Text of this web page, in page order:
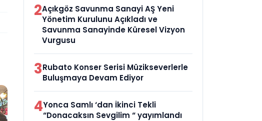
2Açıkgöz Savunma Sanayi AŞ Yeni
Yönetim Kurulunu Açıkladı ve
Savunma Sanayinde Küresel Vizyon
Vurgusu
3Rubato Konser Serisi Müzikseverlerle
Buluşmaya Devam Ediyor
4Yonca Samlı ‘dan İkinci Tekli
“Donacaksın Sevgilim “ yayımlandı